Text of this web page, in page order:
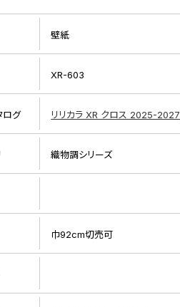
壁紙
XR-603
ログ リリカラ XR クロス 2025-2027
織物調シリーズ
巾92cm切売可